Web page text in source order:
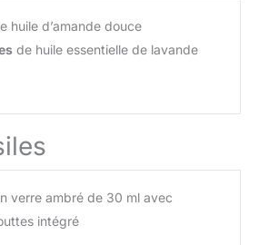
huile d’amande douce
de huile essentielle de lavande
verre ambré de 30 ml avec
intégré